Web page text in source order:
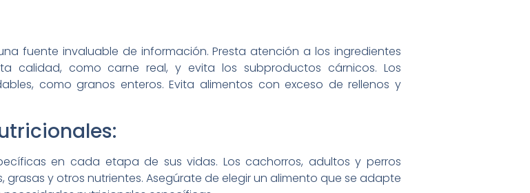
fuente invaluable de información. Presta atención a los ingredientes
calidad, como carne real, y evita los subproductos cárnicos. Los
como granos enteros. Evita alimentos con exceso de rellenos y
en cada etapa de sus vidas. Los cachorros, adultos y perros
y otros nutrientes. Asegúrate de elegir un alimento que se adapte